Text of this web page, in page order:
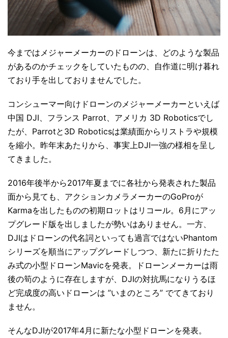
今まではメジャーメーカーのドローンは、どのような製品
があるのかチェックをしていたものの、自作道に明け暮れ
ており手を出しておりませんでした。
コンシューマー向けドローンのメジャーメーカーといえば
中国 DJI、フランス Parrot、アメリカ 3D Roboticsでし
たが、Parrotと3D Roboticsは業績面からリストラや規模
を縮小。昨年末あたりから、事実上DJI一強の様相を呈し
てきました。
2016年後半から2017年夏までに各社から発表された製品
面から見ても、アクションカメラメーカーのGoProが
Karmaを出したものの初期ロットはリコール。6月にアッ
プグレード版を出しましたが勢いはありません。一方、
DJIはドローンの代名詞といっても過言ではないPhantom
シリーズを順当にアップグレードしつつ、新たに折りたた
み式の小型ドローンMavicを発表。ドローンメーカーは雨
後の筍のように存在しますが、DJIの対抗馬になりうるほ
ど完成度の高いドローンは ”いまのところ” でてきており
ません。
そんなDJIが2017年4月に新たな小型ドローンを発表。